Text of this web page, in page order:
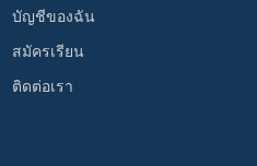
บัญชีของฉัน
สมัครเรียน
ติดต่อเรา